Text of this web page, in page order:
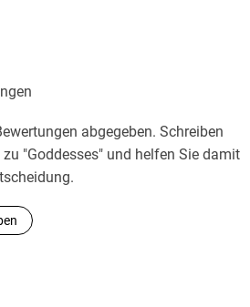
abgegeben. Schreiben
"Goddesses" und helfen Sie damit